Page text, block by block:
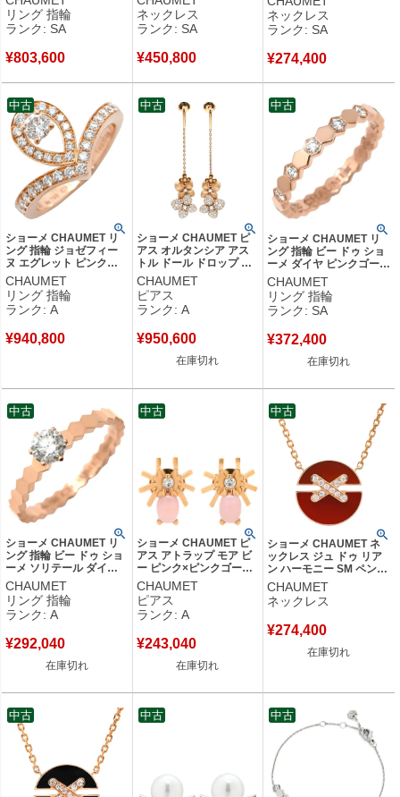
ド #55(JP15) 白 あこや
パール ダイヤ パヴェ 14
号 083292 【中古】新品
リング 指輪
ランク: SA
¥803,600
PG ブリリアントカット
083221 【中古】新品同
様品
ネックレス
ランク: SA
¥450,800
ールド 緑 750PG ダイヤ
マラカイト マット
084427 【中古】新品同
ネックレス
ランク: SA
¥274,400
ショーメ CHAUMET リ
ング 指輪 ジョゼフィー
ヌ エグレット ピンクゴ
ールド #50(JP10) ダイヤ
モンド ブリリアントカッ
ト 10号 083511 【中古】
中古美品
CHAUMET
リング 指輪
ランク: A
¥940,800
中古
ショーメ CHAUMET ピ
アス オルタンシア アス
トル ドール ドロップ ピ
ンクゴールド Au750
18K アジサイ 紫陽花モチ
ーフ 083139-000 【中
古】中古美品
CHAUMET
ピアス
ランク: A
¥950,600
在庫切れ
中古
ショーメ CHAUMET リ
ング 指輪 ビー ドゥ ショ
ーメ ダイヤ ピンクゴール
ド #46(JP6) ビーマイラ
ブ ハニカム 6号 081933
【箱】 【中古】新品同様
品
CHAUMET
リング 指輪
ランク: SA
¥372,400
在庫切れ
中古
ショーメ CHAUMET リ
ング 指輪 ビー ドゥ ショ
ーメ ソリテール ダイヤ
ピンクゴールド
#51(JP11) Bee My Love
10.5号 J4NG00 【中古】
中古美品
CHAUMET
リング 指輪
ランク: A
¥292,040
在庫切れ
中古
ショーメ CHAUMET ピ
アス アトラップ モア ビ
ー ピンク×ピンクゴール
ド ハチモチーフ 蜂 オパ
ール ダイヤモンド 【中
古】中古美品
CHAUMET
ピアス
ランク: A
¥243,040
在庫切れ
中古
ショーメ CHAUMET ネ
ックレス ジュ ドゥ リア
ン ハーモニー SM ペンダ
ント レッド×ピンクゴー
ルド 750 18K PG ダイヤ
カーネリアン 赤 084428
CHAUMET
ネックレス
¥274,400
在庫切れ
中古
中古 中古 中古